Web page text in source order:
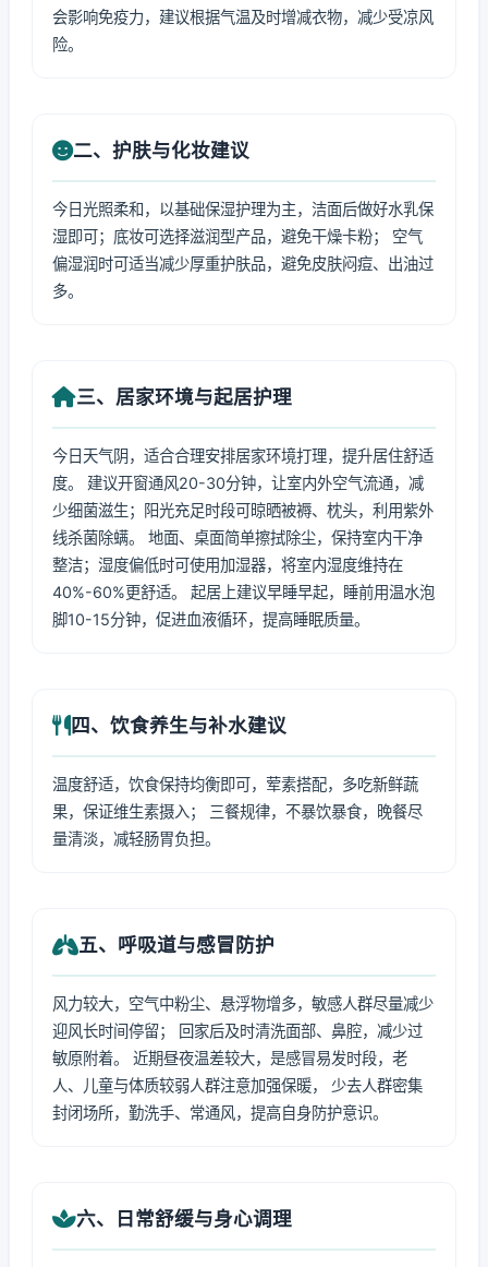
会影响免疫力，建议根据气温及时增减衣物，减少受凉风
险。
二、护肤与化妆建议
今日光照柔和，以基础保湿护理为主，洁面后做好水乳保
湿即可；底妆可选择滋润型产品，避免干燥卡粉； 空气
偏湿润时可适当减少厚重护肤品，避免皮肤闷痘、出油过
多。
三、居家环境与起居护理
今日天气阴，适合合理安排居家环境打理，提升居住舒适
度。 建议开窗通风20-30分钟，让室内外空气流通，减
少细菌滋生；阳光充足时段可晾晒被褥、枕头，利用紫外
线杀菌除螨。 地面、桌面简单擦拭除尘，保持室内干净
整洁；湿度偏低时可使用加湿器，将室内湿度维持在
40%-60%更舒适。 起居上建议早睡早起，睡前用温水泡
脚10-15分钟，促进血液循环，提高睡眠质量。
四、饮食养生与补水建议
温度舒适，饮食保持均衡即可，荤素搭配，多吃新鲜蔬
果，保证维生素摄入； 三餐规律，不暴饮暴食，晚餐尽
量清淡，减轻肠胃负担。
五、呼吸道与感冒防护
风力较大，空气中粉尘、悬浮物增多，敏感人群尽量减少
迎风长时间停留； 回家后及时清洗面部、鼻腔，减少过
敏原附着。 近期昼夜温差较大，是感冒易发时段，老
人、儿童与体质较弱人群注意加强保暖， 少去人群密集
封闭场所，勤洗手、常通风，提高自身防护意识。
六、日常舒缓与身心调理